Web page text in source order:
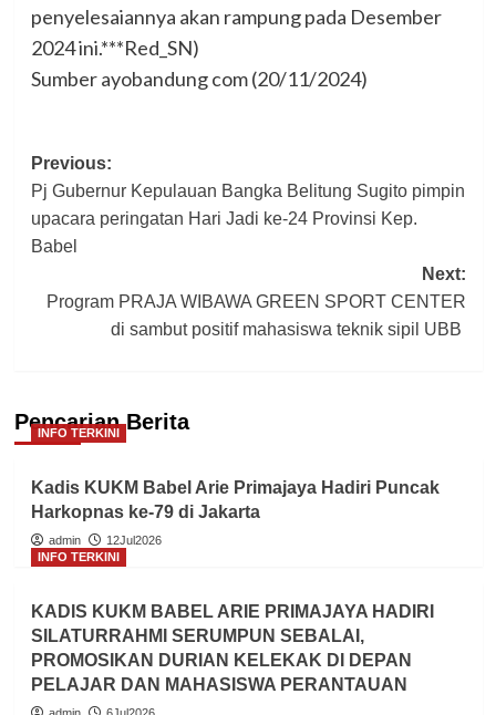
penyelesaiannya akan rampung pada Desember
2024 ini.***Red_SN)
Sumber ayobandung com (20/11/2024)
Post
navigation
Previous:
Pj Gubernur Kepulauan Bangka Belitung Sugito pimpin
upacara peringatan Hari Jadi ke-24 Provinsi Kep.
Babel
Next:
Program PRAJA WIBAWA GREEN SPORT CENTER
di sambut positif mahasiswa teknik sipil UBB
Pencarian Berita
INFO TERKINI
Kadis KUKM Babel Arie Primajaya Hadiri Puncak
Harkopnas ke-79 di Jakarta
admin
12Jul2026
INFO TERKINI
KADIS KUKM BABEL ARIE PRIMAJAYA HADIRI
SILATURRAHMI SERUMPUN SEBALAI,
PROMOSIKAN DURIAN KELEKAK DI DEPAN
PELAJAR DAN MAHASISWA PERANTAUAN